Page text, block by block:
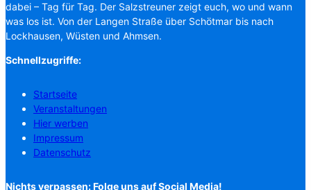
dabei – Tag für Tag. Der Salzstreuner zeigt euch, wo und wann
was los ist. Von der Langen Straße über Schötmar bis nach
Lockhausen, Wüsten und Ahmsen.
Schnellzugriffe:
Startseite
Veranstaltungen
Hier werben
Impressum
Datenschutz
Nichts verpassen: Folge uns auf Social Media!